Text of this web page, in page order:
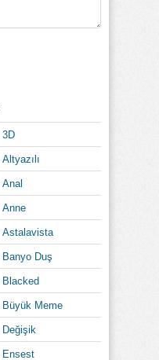
3D
Altyazılı
Anal
Anne
Astalavista
Banyo Duş
Blacked
Büyük Meme
Değişik
Ensest